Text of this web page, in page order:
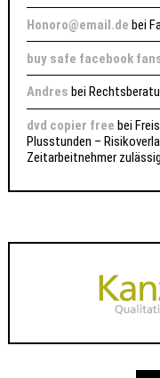
Honoro@email.de bei
buy safe facebook
Andres bei
dvd copier free bei
Plusstunden –
Zeitarbeitnehmer